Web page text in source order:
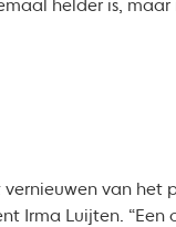
helder is, maar
vernieuwen van
Irma Luijten.